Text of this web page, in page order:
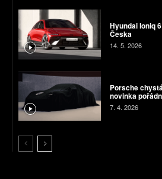
Hyundai Ioniq
Česka
14. 5. 2026
Porsche
novinka
7. 4. 2026